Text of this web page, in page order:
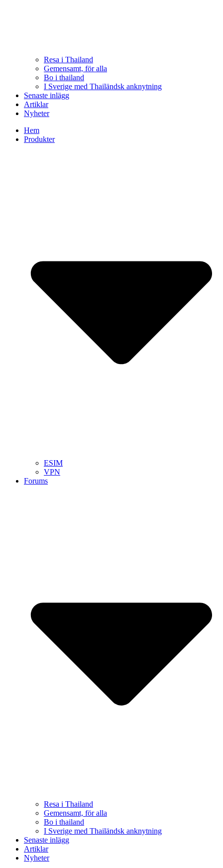
Resa i Thailand
Gemensamt, för alla
Bo i thailand
I Sverige med Thailändsk anknytning
Senaste inlägg
Artiklar
Nyheter
Hem
Produkter
ESIM
VPN
Forums
Resa i Thailand
Gemensamt, för alla
Bo i thailand
I Sverige med Thailändsk anknytning
Senaste inlägg
Artiklar
Nyheter